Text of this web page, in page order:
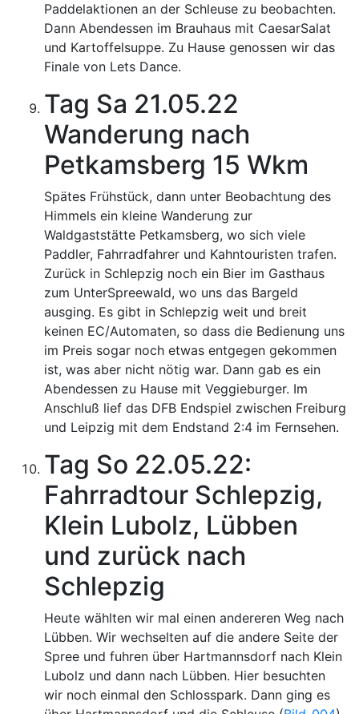
Paddelaktionen an der Schleuse zu beobachten.
Dann Abendessen im Brauhaus mit CaesarSalat
und Kartoffelsuppe. Zu Hause genossen wir das
Finale von Lets Dance.
Tag Sa 21.05.22
Wanderung nach
Petkamsberg 15 Wkm
Spätes Frühstück, dann unter Beobachtung des
Himmels ein kleine Wanderung zur
Waldgaststätte Petkamsberg, wo sich viele
Paddler, Fahrradfahrer und Kahntouristen trafen.
Zurück in Schlepzig noch ein Bier im Gasthaus
zum UnterSpreewald, wo uns das Bargeld
ausging. Es gibt in Schlepzig weit und breit
keinen EC/Automaten, so dass die Bedienung uns
im Preis sogar noch etwas entgegen gekommen
ist, was aber nicht nötig war. Dann gab es ein
Abendessen zu Hause mit Veggieburger. Im
Anschluß lief das DFB Endspiel zwischen Freiburg
und Leipzig mit dem Endstand 2:4 im Fernsehen.
Tag So 22.05.22:
Fahrradtour Schlepzig,
Klein Lubolz, Lübben
und zurück nach
Schlepzig
Heute wählten wir mal einen andereren Weg nach
Lübben. Wir wechselten auf die andere Seite der
Spree und fuhren über Hartmannsdorf nach Klein
Lubolz und dann nach Lübben. Hier besuchten
wir noch einmal den Schlosspark. Dann ging es